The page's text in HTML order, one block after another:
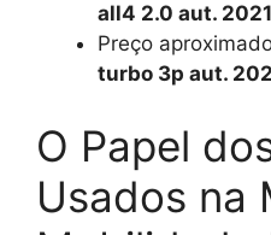
all4 2.0 aut.
Preço
turbo 3p aut.
O Papel
Usados na